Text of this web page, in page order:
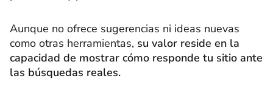
Aunque no ofrece sugerencias ni ideas nuevas
como otras herramientas, su valor reside en la
capacidad de mostrar cómo responde tu sitio ante
las búsquedas reales.